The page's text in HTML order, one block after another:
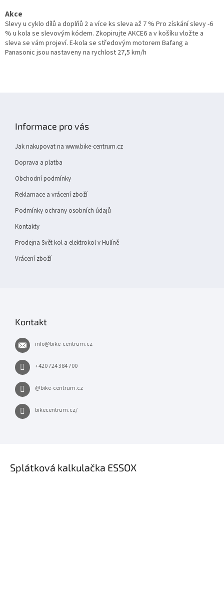
Akce
Slevy u cyklo dílů a doplňů 2 a více ks sleva až 7 % Pro získání slevy -6
% u kola se slevovým kódem. Zkopirujte AKCE6 a v košíku vložte a
sleva se vám projeví. E-kola se středovým motorem Bafang a
Panasonic jsou nastaveny na rychlost 27,5 km/h
Informace pro vás
Jak nakupovat na www.bike-centrum.cz
Doprava a platba
Obchodní podmínky
Reklamace a vrácení zboží
Podmínky ochrany osobních údajů
Kontakty
Prodejna Svět kol a elektrokol v Hulíně
Vrácení zboží
Kontakt
info@bike-centrum.cz
+420 724 384 700
@bike-centrum.cz
bikecentrum.cz/
Splátková kalkulačka ESSOX